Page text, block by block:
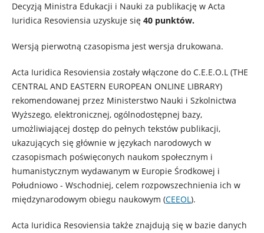
Decyzją Ministra Edukacji i Nauki za publikację w Acta
Iuridica Resoviensia uzyskuje się 40 punktów.
Wersją pierwotną czasopisma jest wersja drukowana.
Acta Iuridica Resoviensia zostały włączone do C.E.E.O.L (THE
CENTRAL AND EASTERN EUROPEAN ONLINE LIBRARY)
rekomendowanej przez Ministerstwo Nauki i Szkolnictwa
Wyższego, elektronicznej, ogólnodostępnej bazy,
umożliwiającej dostęp do pełnych tekstów publikacji,
ukazujących się głównie w językach narodowych w
czasopismach poświęconych naukom społecznym i
humanistycznym wydawanym w Europie Środkowej i
Południowo - Wschodniej, celem rozpowszechnienia ich w
międzynarodowym obiegu naukowym (CEEOL).
Acta Iuridica Resoviensia także znajdują się w bazie danych